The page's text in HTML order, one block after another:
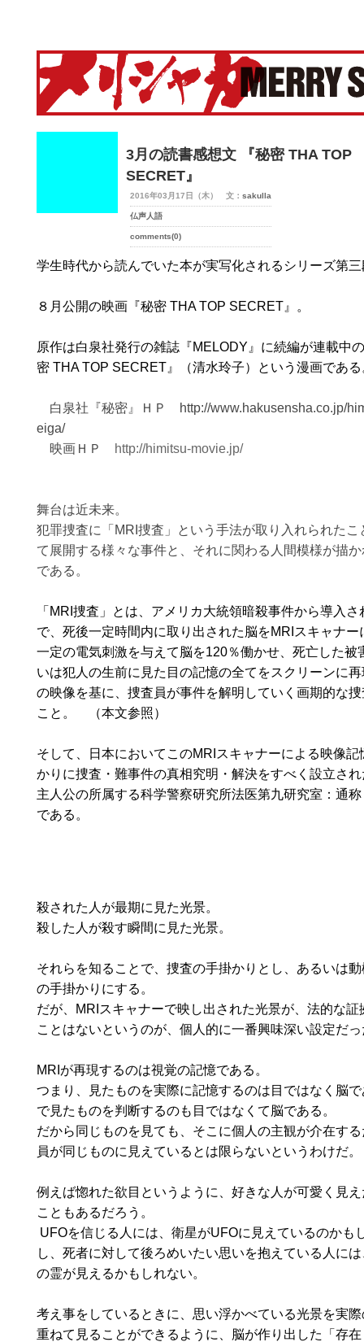
3月の読書感想文 『秘密 THA TOP
SECRET』
2016年03月17日（木） 文： sakulla
仏声人語
comments(0)
学生時代から読んでいた本が実写化されるシリーズ第
８月公開の映画『秘密 THA TOP SECRET』。
原作は白泉社発行の雑誌『MELODY』に続編が連載中
密 THA TOP SECRET』（清水玲子）という漫画であ
白泉社『秘密』ＨＰ http://www.hakusensha.co.jp/
eiga/
映画ＨＰ http://himitsu-movie.jp/
舞台は近未来。
犯罪捜査に「MRI捜査」という手法が取り入れられたこ
て展開する様々な事件と、それに関わる人間模様が描
である。
「MRI捜査」とは、アメリカ大統領暗殺事件から導入さ
で、死後一定時間内に取り出された脳をMRIスキャナー
一定の電気刺激を与えて脳を120％働かせ、死亡した被
いは犯人の生前に見た目の記憶の全てをスクリーンに
の映像を基に、捜査員が事件を解明していく画期的な
こと。 （本文参照）
そして、日本においてこのMRIスキャナーによる映像記
かりに捜査・難事件の真相究明・解決をすべく設立さ
主人公の所属する科学警察研究所法医第九研究室：通
である。
殺された人が最期に見た光景。
殺した人が殺す瞬間に見た光景。
それらを知ることで、捜査の手掛かりとし、あるいは
の手掛かりにする。
だが、MRIスキャナーで映し出された光景が、法的な証
ことはないというのが、個人的に一番興味深い設定だ
MRIが再現するのは視覚の記憶である。
つまり、見たものを実際に記憶するのは目ではなく脳
で見たものを判断するのも目ではなくて脳である。
だから同じものを見ても、そこに個人の主観が介在す
員が同じものに見えているとは限らないというわけだ。
例えば惚れた欲目というように、好きな人が可愛く見
こともあるだろう。
UFOを信じる人には、衛星がUFOに見えているのかも
し、死者に対して後ろめいたい思いを抱えている人に
の霊が見えるかもしれない。
考え事をしているときに、思い浮かべている光景を実
重ねて見ることができるように、脳が作り出した「存